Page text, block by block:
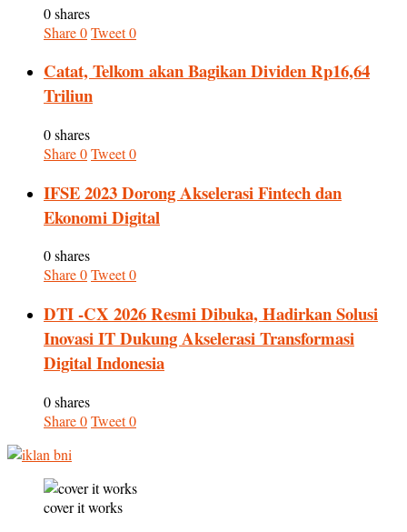
0 shares
Share0Tweet0
Catat, Telkom akan Bagikan Dividen Rp16,64
Triliun
0 shares
Share0Tweet0
IFSE 2023 Dorong Akselerasi Fintech dan
Ekonomi Digital
0 shares
Share0Tweet0
DTI -CX 2026 Resmi Dibuka, Hadirkan Solusi
Inovasi IT Dukung Akselerasi Transformasi
Digital Indonesia
0 shares
Share0Tweet0
cover it works